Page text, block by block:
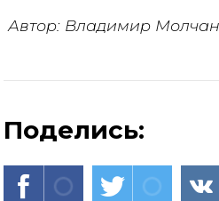
Автор: Владимир
Поделись: